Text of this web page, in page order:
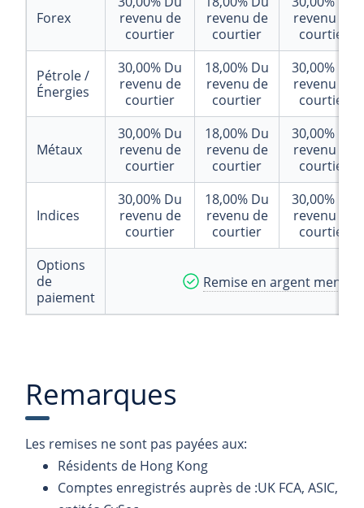
Forex
revenu de
courtier
revenu de
courtier
revenu de
courtier
Pétrole /
Énergies
30,00% Du
revenu de
courtier
18,00% Du
revenu de
courtier
30,00%
revenu de
courtier
Métaux
30,00% Du
revenu de
courtier
18,00% Du
revenu de
courtier
30,00%
revenu de
courtier
Indices
30,00% Du
revenu de
courtier
18,00% Du
revenu de
courtier
30,00%
revenu de
courtier
Options
de
paiement
Remise en argent
Remarques
Les remises ne sont pas payées aux:
Résidents de Hong Kong
Comptes enregistrés auprès de :UK FCA, ASIC,